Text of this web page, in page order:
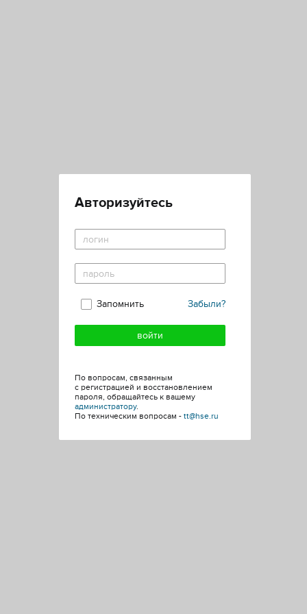
Авторизуйтесь
Забыли?
Запомнить
По вопросам, связанным
с регистрацией и восстановлением
пароля, обращайтесь к вашему
администратору.
По техническим вопросам - tt@hse.ru